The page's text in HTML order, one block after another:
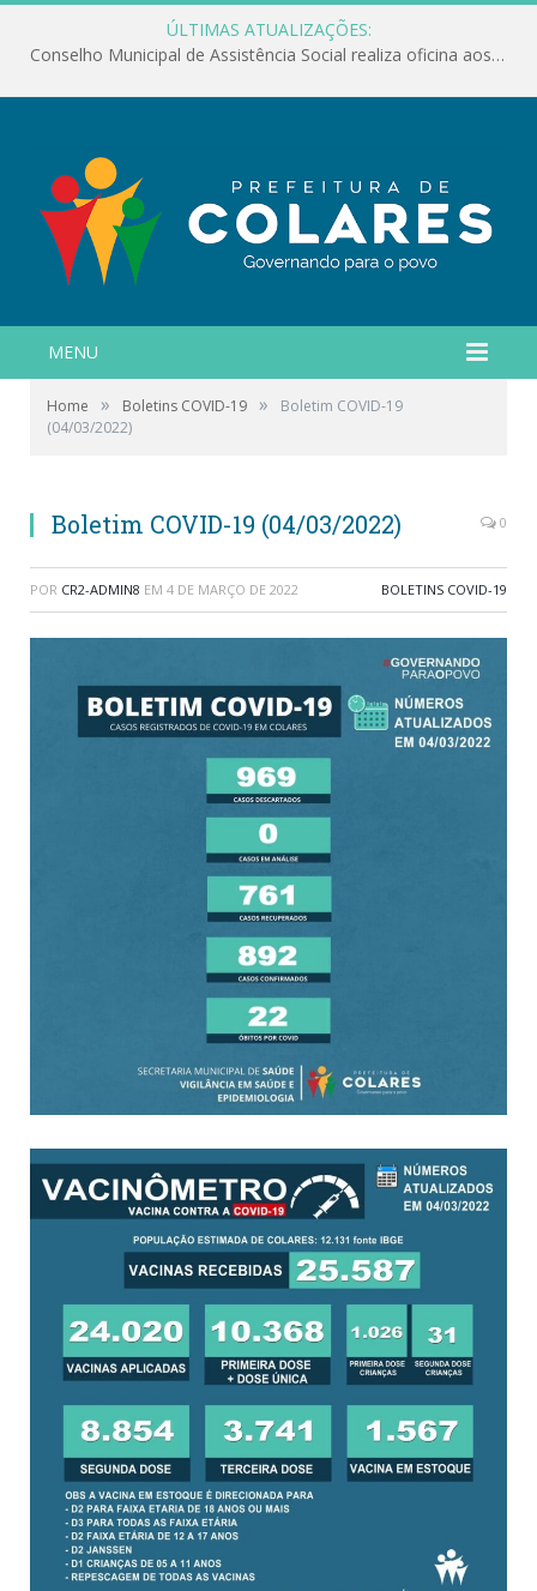
ÚLTIMAS ATUALIZAÇÕES:
Conselho Municipal de Assistência Social realiza oficina aos servidores
MENU
Home » Boletins COVID-19 »
Boletim COVID-19
(04/03/2022)
Boletim COVID-19 (04/03/2022) 0
POR CR2-ADMIN8 EM 4 DE MARÇO DE 2022 BOLETINS COVID-19